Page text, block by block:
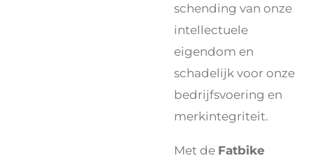
schending van onze
intellectuele
eigendom en
schadelijk voor onze
bedrijfsvoering en
merkintegriteit.
Met de Fatbike